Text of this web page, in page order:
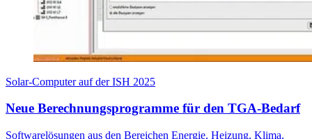
Solar-Computer auf der ISH 2025
Neue Berechnungsprogramme für den TGA-Bedarf
Softwarelösungen aus den Bereichen Energie, Heizung, Klima,